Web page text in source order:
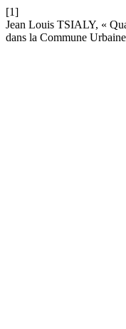
[1]
Jean Louis TSIALY, «
dans la Commune